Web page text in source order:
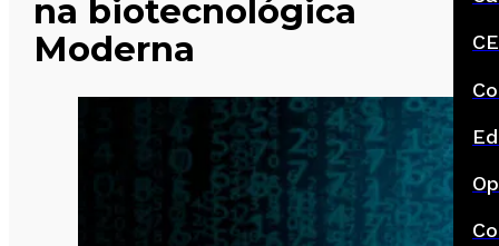
na biotecnológica
Moderna